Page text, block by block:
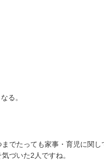
る。
でたっても家事・育児に関し
づいた2人ですね。